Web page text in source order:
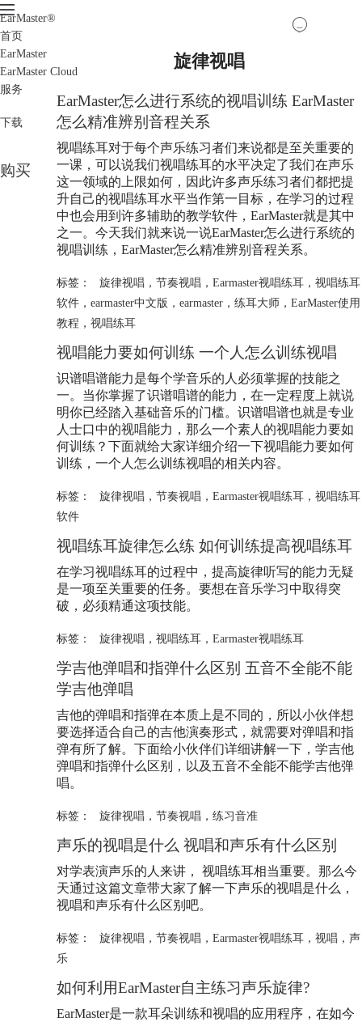
EarMaster®
首页
EarMaster
EarMaster Cloud
服务
下载
购买
旋律视唱
EarMaster怎么进行系统的视唱训练 EarMaster
怎么精准辨别音程关系
视唱练耳对于每个声乐练习者们来说都是至关重要的
一课，可以说我们视唱练耳的水平决定了我们在声乐
这一领域的上限如何，因此许多声乐练习者们都把提
升自己的视唱练耳水平当作第一目标，在学习的过程
中也会用到许多辅助的教学软件，EarMaster就是其中
之一。今天我们就来说一说EarMaster怎么进行系统的
视唱训练，EarMaster怎么精准辨别音程关系。
标签： 旋律视唱， 节奏视唱， Earmaster视唱练耳， 视唱练耳
软件 ， earmaster中文版 ， earmaster ， 练耳大师 ， EarMaster使用
教程 ， 视唱练耳
视唱能力要如何训练 一个人怎么训练视唱
识谱唱谱能力是每个学音乐的人必须掌握的技能之
一。当你掌握了识谱唱谱的能力，在一定程度上就说
明你已经踏入基础音乐的门槛。识谱唱谱也就是专业
人士口中的视唱能力，那么一个素人的视唱能力要如
何训练？下面就给大家详细介绍一下视唱能力要如何
训练，一个人怎么训练视唱的相关内容。
标签： 旋律视唱， 节奏视唱， Earmaster视唱练耳， 视唱练耳
软件
视唱练耳旋律怎么练 如何训练提高视唱练耳
在学习视唱练耳的过程中，提高旋律听写的能力无疑
是一项至关重要的任务。要想在音乐学习中取得突
破，必须精通这项技能。
标签： 旋律视唱， 视唱练耳， Earmaster视唱练耳
学吉他弹唱和指弹什么区别 五音不全能不能
学吉他弹唱
吉他的弹唱和指弹在本质上是不同的，所以小伙伴想
要选择适合自己的吉他演奏形式，就需要对弹唱和指
弹有所了解。下面给小伙伴们详细讲解一下，学吉他
弹唱和指弹什么区别，以及五音不全能不能学吉他弹
唱。
标签： 旋律视唱， 节奏视唱， 练习音准
声乐的视唱是什么 视唱和声乐有什么区别
对学表演声乐的人来讲， 视唱练耳相当重要。那么今
天通过这篇文章带大家了解一下声乐的视唱是什么，
视唱和声乐有什么区别吧。
标签： 旋律视唱， 节奏视唱， Earmaster视唱练耳， 视唱， 声
乐
如何利用EarMaster自主练习声乐旋律?
EarMaster是一款耳朵训练和视唱的应用程序，在如今